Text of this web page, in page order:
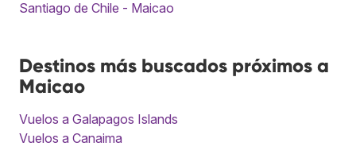
Santiago de Chile - Maicao
Destinos más buscados próximos a
Maicao
Vuelos a Galapagos Islands
Vuelos a Canaima